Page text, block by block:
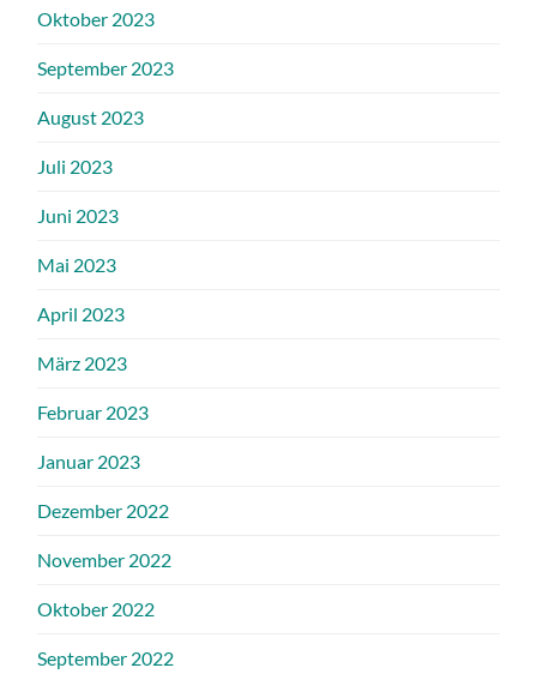
Oktober 2023
September 2023
August 2023
Juli 2023
Juni 2023
Mai 2023
April 2023
März 2023
Februar 2023
Januar 2023
Dezember 2022
November 2022
Oktober 2022
September 2022